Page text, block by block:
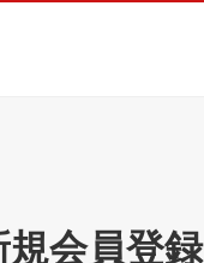
規会員登録